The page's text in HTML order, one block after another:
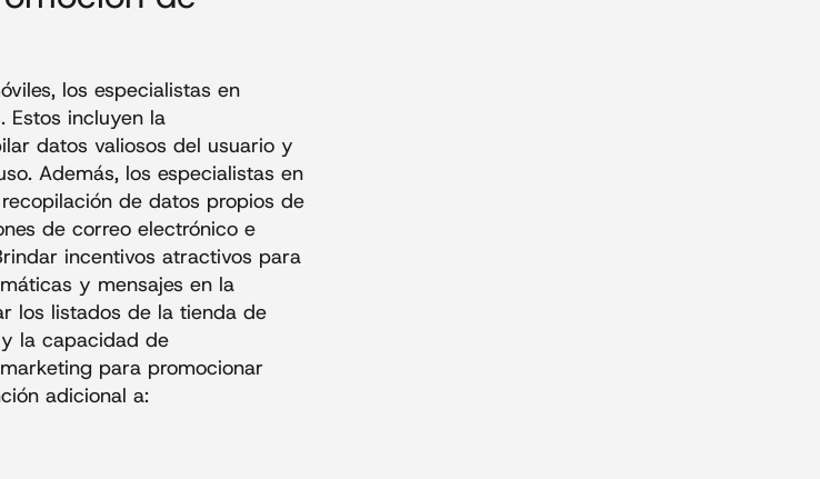
los especialistas en
Estos incluyen la
datos valiosos del usuario y
Además, los especialistas en
de datos propios de
de correo electrónico e
incentivos atractivos para
y mensajes en la
los listados de la tienda de
la capacidad de
para promocionar
adicional a: